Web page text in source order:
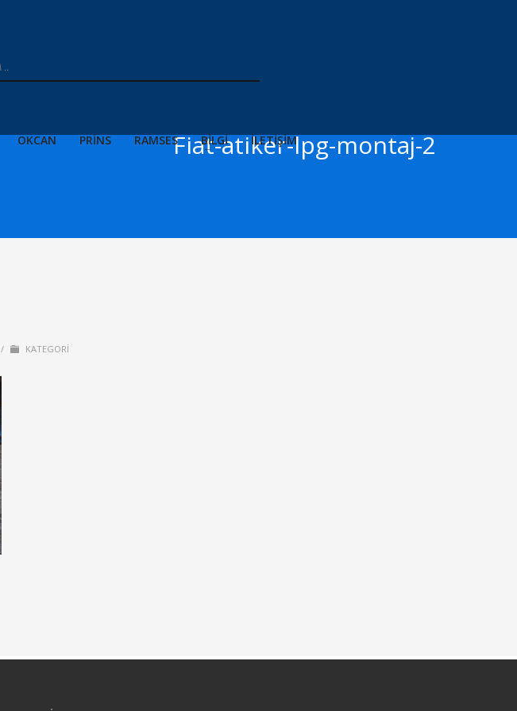
OKCAN PRİNS RAMSES BİLGİ İLETİŞİM
Fiat-atiker-lpg-montaj-2
/ KATEGORI